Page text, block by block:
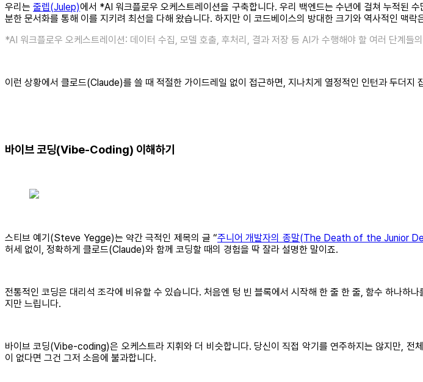
우리는줄렙(Julep)에서 *AI 워크플로우 오케스트레이션을 구축합니다. 우리 백엔드는 수년에 걸쳐 누적된
분한 문서화를 통해 이를 지키려 최선을 다해 왔습니다. 하지만 이 코드베이스의 방대한 크기와 역사적인 맥
*AI 워크플로우 오케스트레이션: 데이터 수집, 모델 호출, 후처리, 결과 저장 등 AI가 수행해야 할 여러 단계들
이런 상황에서 클로드(Claude)를 쓸 때 적절한 가이드레일 없이 접근하면, 지나치게 열정적인 인턴과 두더지
바이브 코딩(Vibe-Coding) 이해하기
스티브 예기(Steve Yegge)는 약간 극적인 제목의 글 “주니어 개발자의 종말(The Death of the Junior
허세 없이, 정확하게 클로드(Claude)와 함께 코딩할 때의 경험을 딱 잘라 설명한 말이죠.
전통적인 코딩은 대리석 조각에 비유할 수 있습니다. 처음엔 텅 빈 블록에서 시작해 한 줄 한 줄, 함수 하나하
지만 느립니다.
바이브 코딩(Vibe-coding)은 오케스트라 지휘와 더 비슷합니다. 당신이 직접 악기를 연주하지는 않지만, 전
이 없다면 그건 그저 소음에 불과합니다.